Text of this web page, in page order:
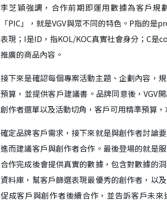
李芝穎強調，合作前期即運用數據為客戶規
「PIC」，就是VGV與眾不同的特色。P指的是
表現；I是ID，指KOL/KOC真實社會身分；C是
推廣的商品內容。
接下來是確認每個專案活動主題、企劃內容，
預算，並提供客戶建議書。品牌同意後，VGV
創作者選單以及活動切角，客戶可用精準預算，
確定品牌客戶需求，接下來就是與創作者討論
進而建議客戶與創作者合作。最後登場的就是
合作完成後會提供真實的數據，包含對數據的
資料庫，幫客戶篩選表現最優秀的創作者，以
促成客戶與創作者後續合作，並告訴客戶未